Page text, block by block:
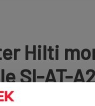
Hilti
SI-AT-
muttertrekker